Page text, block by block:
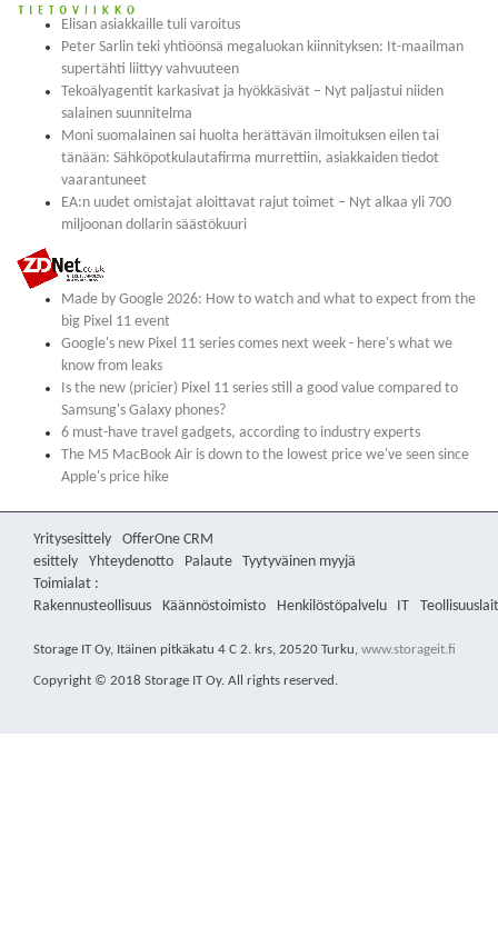
Elisan asiakkaille tuli varoitus
Peter Sarlin teki yhtiöönsä megaluokan kiinnityksen: It-maailman
supertähti liittyy vahvuuteen
Tekoälyagentit karkasivat ja hyökkäsivät – Nyt paljastui niiden
salainen suunnitelma
Moni suomalainen sai huolta herättävän ilmoituksen eilen tai
tänään: Sähköpotkulautafirma murrettiin, asiakkaiden tiedot
vaarantuneet
EA:n uudet omistajat aloittavat rajut toimet – Nyt alkaa yli 700
miljoonan dollarin säästökuuri
Made by Google 2026: How to watch and what to expect from the
big Pixel 11 event
Google's new Pixel 11 series comes next week - here's what we
know from leaks
Is the new (pricier) Pixel 11 series still a good value compared to
Samsung's Galaxy phones?
6 must-have travel gadgets, according to industry experts
The M5 MacBook Air is down to the lowest price we've seen since
Apple's price hike
Yritysesittely
OfferOne CRM
esittely
Yhteydenotto Palaute
Tyytyväinen myyjä
Toimialat :
Rakennusteollisuus
Käännöstoimisto Henkilöstöpalvelu IT
Storage IT Oy, Itäinen pitkäkatu 4 C 2. krs, 20520 Turku, www.storageit.fi
Copyright © 2018 Storage IT Oy. All rights reserved.